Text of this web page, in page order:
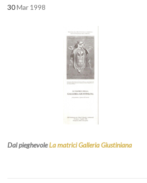
30Mar 1998
Dal pieghevoleLa matrici Galleria Giustiniana